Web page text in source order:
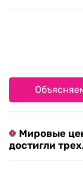
Мировые
достигли